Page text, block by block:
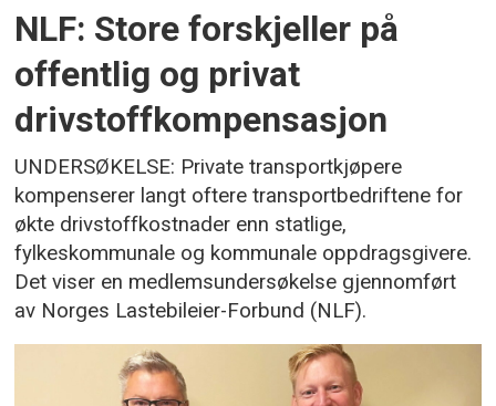
NLF: Store forskjeller på
offentlig og privat
drivstoffkompensasjon
UNDERSØKELSE: Private transportkjøpere
kompenserer langt oftere transportbedriftene for
økte drivstoffkostnader enn statlige,
fylkeskommunale og kommunale oppdragsgivere.
Det viser en medlemsundersøkelse gjennomført
av Norges Lastebileier-Forbund (NLF).